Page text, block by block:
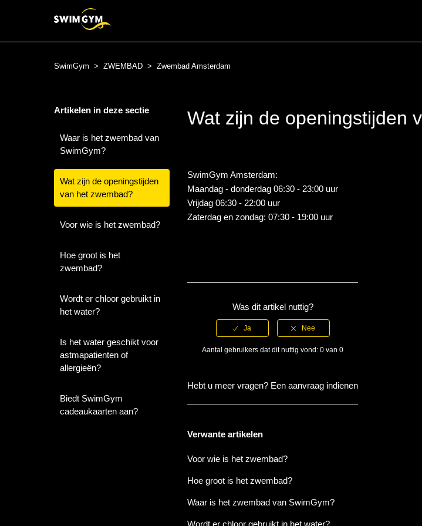
SwimGym ZWEMBAD Zwembad Amsterdam
Artikelen in deze sectie
Waar is het zwembad van
SwimGym?
Wat zijn de openingstijden
van het zwembad?
Voor wie is het zwembad?
Hoe groot is het
zwembad?
Wordt er chloor gebruikt in
het water?
Is het water geschikt voor
astmapatienten of
allergieën?
Biedt SwimGym
cadeaukaarten aan?
Wat zijn de openingstijden
SwimGym Amsterdam:
Maandag - donderdag 06:30 - 23:00 uur
Vrijdag 06:30 - 22:00 uur
Zaterdag en zondag: 07:30 - 19:00 uur
Was dit artikel nuttig?
Aantal gebruikers dat dit nuttig vond: 0 van 0
Hebt u meer vragen? Een aanvraag indienen
Verwante artikelen
Voor wie is het zwembad?
Hoe groot is het zwembad?
Waar is het zwembad van SwimGym?